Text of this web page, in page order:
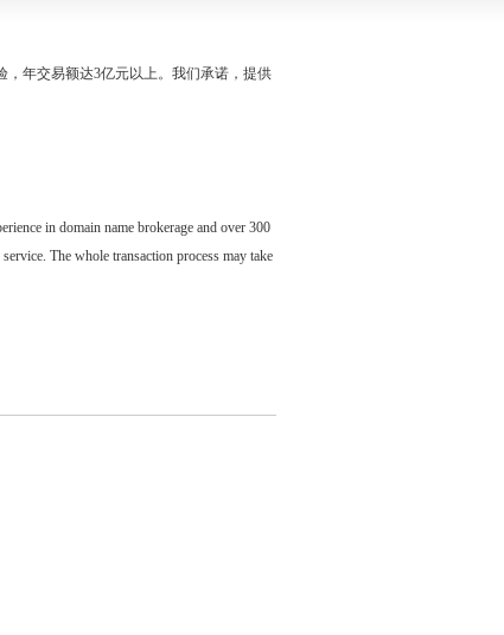
，年交易额达3亿元以上。我们承诺，提供
in domain name brokerage and over 300
The whole transaction process may take